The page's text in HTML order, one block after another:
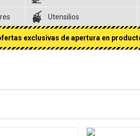
Utensilios
exclusivas de apertura en